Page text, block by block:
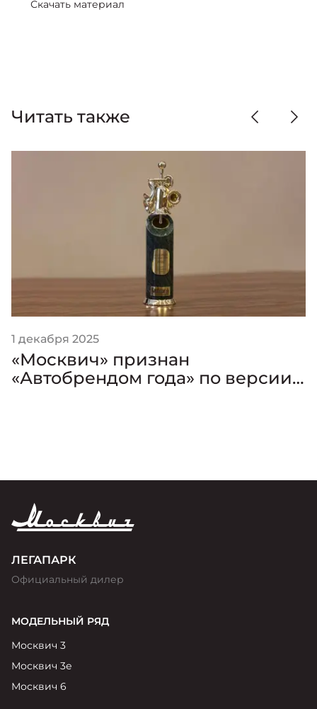
Скачать материал
Читать также
1 декабря 2025
«Москвич» признан
«Автобрендом года» по версии
ЛЕГАПАРК
Официальный дилер
МОДЕЛЬНЫЙ РЯД
Москвич 3
Москвич 3е
Москвич 6